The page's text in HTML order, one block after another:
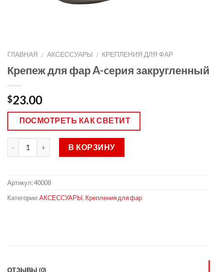
ГЛАВНАЯ / АКСЕССУАРЫ / КРЕПЛЕНИЯ ДЛЯ ФАР
Крепеж для фар A-cерия закругленный
$23.00
ПОСМОТРЕТЬ КАК СВЕТИТ
В КОРЗИНУ
Артикул:40008
Категории:АКСЕССУАРЫ, Крепления для фар
ОТЗЫВЫ (0)